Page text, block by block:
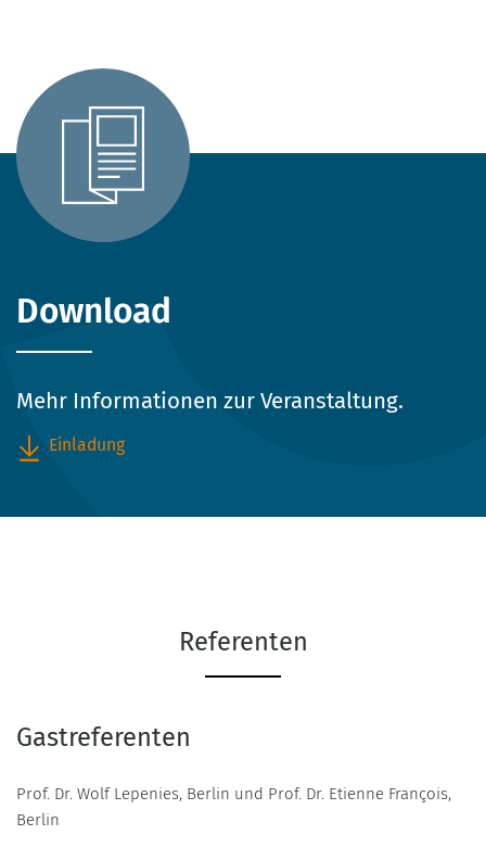
Download
Mehr Informationen zur Veranstaltung.
Einladung
Referenten
Gastreferenten
Prof. Dr. Wolf Lepenies, Berlin und Prof. Dr. Etienne François,
Berlin